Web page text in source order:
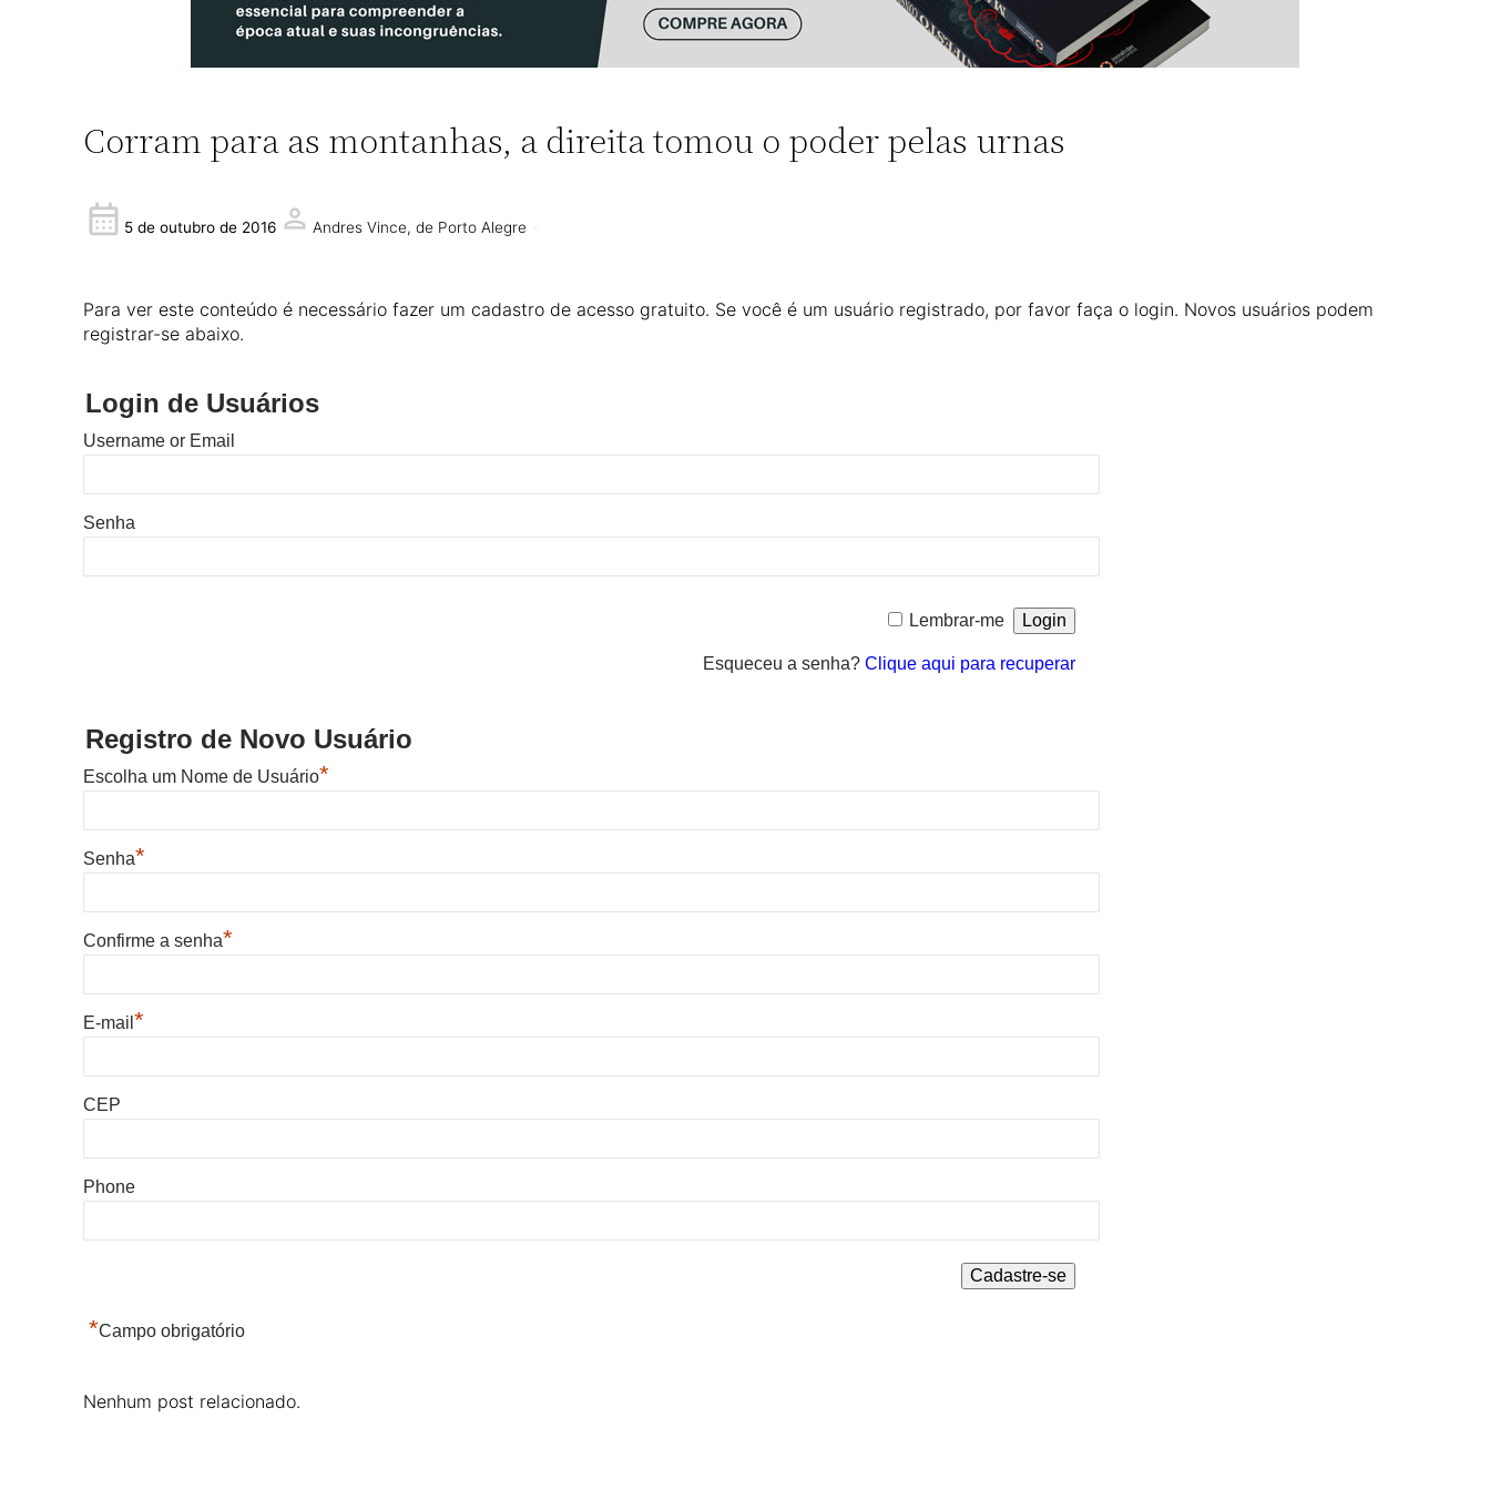
Corram para as montanhas, a direita tomou o poder pelas urnas
5 de outubro de 2016 Andres Vince,de Porto Alegre
Para ver este conteúdo é necessário fazer um cadastro de acesso gratuito. Se você é um usuário registrado, por favor faça o login. Novos usuários podem
registrar-se abaixo.
Login de Usuários
Username or Email
Senha
Lembrar-me
Esqueceu a senha?Clique aqui para recuperar
Registro de Novo Usuário
Escolha um Nome de Usuário*
Senha*
Confirme a senha*
E-mail*
CEP
Phone
*Campo obrigatório
Nenhum post relacionado.